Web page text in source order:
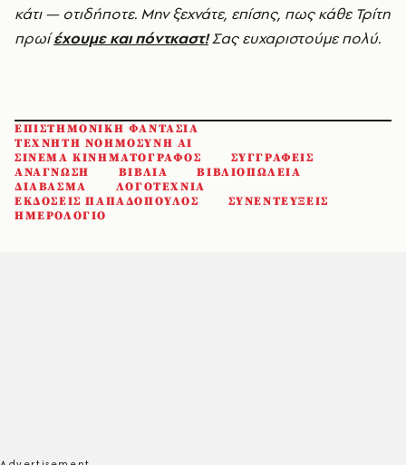
κάτι — οτιδήποτε. Μην ξεχνάτε, επίσης, πως κάθε Τρίτη
πρωίέχουμε και πόντκαστ!Σας ευχαριστούμε πολύ.
ΕΠΙΣΤΗΜΟΝΙΚΗ ΦΑΝΤΑΣΙΑ
ΤΕΧΝΗΤΗ ΝΟΗΜΟΣΥΝΗ AI
ΣΙΝΕΜΑ ΚΙΝΗΜΑΤΟΓΡΑΦΟΣ
ΣΥΓΓΡΑΦΕΙΣ
ΑΝΑΓΝΩΣΗ
ΒΙΒΛΙΑ
ΒΙΒΛΙΟΠΩΛΕΙΑ
ΔΙΑΒΑΣΜΑ
ΛΟΓΟΤΕΧΝΙΑ
ΕΚΔΟΣΕΙΣ ΠΑΠΑΔΟΠΟΥΛΟΣ
ΣΥΝΕΝΤΕΥΞΕΙΣ
ΗΜΕΡΟΛΟΓΙΟ